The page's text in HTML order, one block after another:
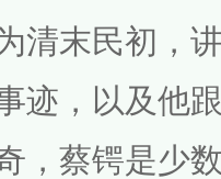
清末民初，
迹，以及他
，蔡锷是少